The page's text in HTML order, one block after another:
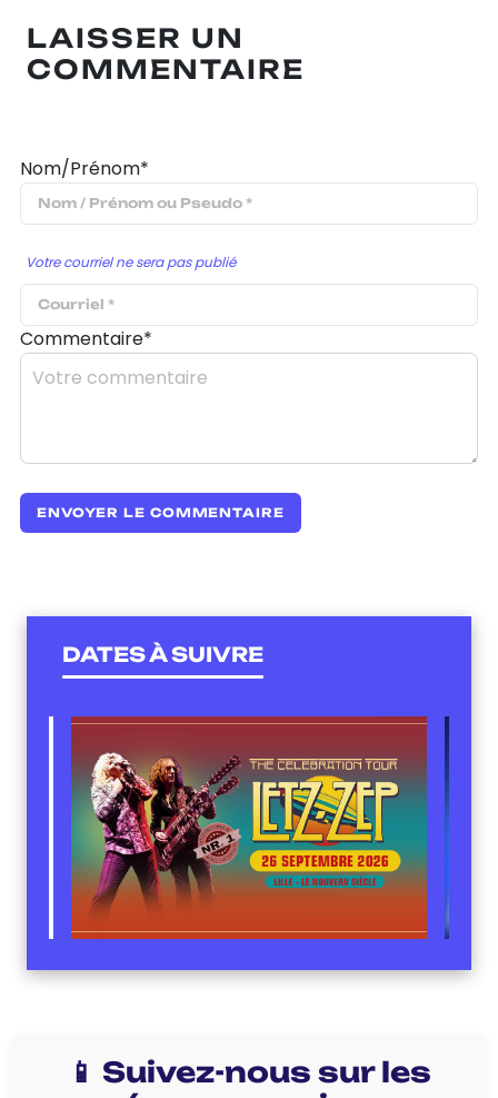
LAISSER UN
COMMENTAIRE
Nom/Prénom*
Votre courriel ne sera pas publié
Commentaire*
DATES À SUIVRE
📱 Suivez-nous sur les